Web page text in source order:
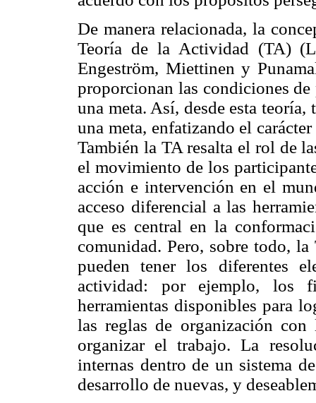
De manera relacionada, la
Teoría de la Actividad (TA)
Engeström, Miettinen y
proporcionan las condiciones
una meta. Así, desde esta
una meta, enfatizando el
También la TA resalta el rol de
el movimiento de los
acción e intervención en el
acceso diferencial a las
que es central en la
comunidad. Pero, sobre todo,
pueden tener los diferentes
actividad: por ejemplo, los
herramientas disponibles para
las reglas de organización
organizar el trabajo. La
internas dentro de un sistema
desarrollo de nuevas, y